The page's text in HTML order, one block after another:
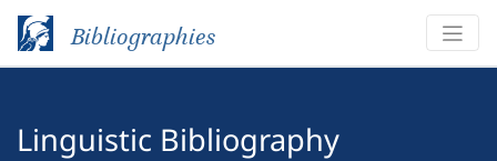
Bibliographies
Linguistic Bibliography